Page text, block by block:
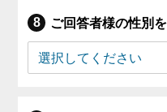
ご回答者様の性別